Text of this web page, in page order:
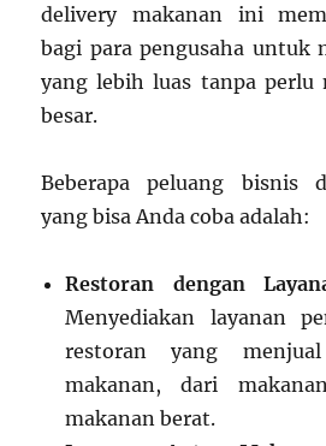
delivery makanan ini
bagi para pengusaha untuk
yang lebih luas tanpa perlu
besar.
Beberapa peluang bisnis
yang bisa Anda coba adalah:
Restoran dengan
Menyediakan layanan
restoran yang
makanan, dari
makanan berat.